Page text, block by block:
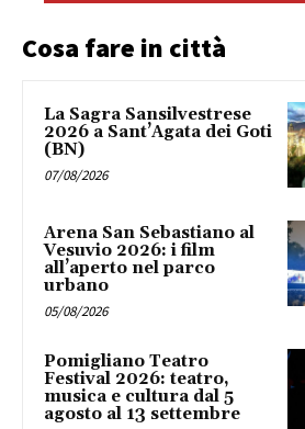
Cosa fare in città
La Sagra Sansilvestrese
2026 a Sant’Agata dei Goti
(BN)
07/08/2026
Arena San Sebastiano al
Vesuvio 2026: i film
all’aperto nel parco
urbano
05/08/2026
Pomigliano Teatro
Festival 2026: teatro,
musica e cultura dal 5
agosto al 13 settembre